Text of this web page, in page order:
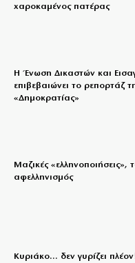
χαροκαμένος πατέρας
Η Ένωση Δικαστών και
επιβεβαιώνει το ρεπορτάζ
«Δημοκρατίας»
Μαζικές «ελληνοποιήσεις»,
αφελληνισμός
Κυριάκο… δεν γυρίζει